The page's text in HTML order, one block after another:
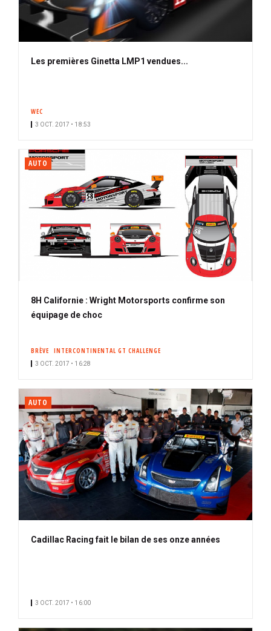
Les premières Ginetta LMP1 vendues...
WEC
3 OCT. 2017 • 18:53
AUTO
8H Californie : Wright Motorsports confirme son
équipage de choc
BRÈVE INTERCONTINENTAL GT CHALLENGE
3 OCT. 2017 • 16:28
AUTO
Cadillac Racing fait le bilan de ses onze années
3 OCT. 2017 • 16:00